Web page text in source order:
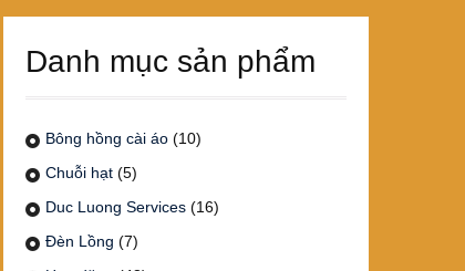
Danh mục sản phẩm
Bông hồng cài áo (10)
Chuỗi hạt (5)
Duc Luong Services (16)
Đèn Lồng (7)